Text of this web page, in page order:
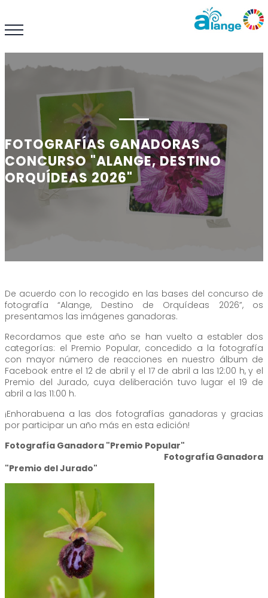
FOTOGRAFÍAS GANADORAS
CONCURSO "ALANGE, DESTINO
ORQUÍDEAS 2026"
De acuerdo con lo recogido en las bases del concurso de
fotografía “Alange, Destino de Orquídeas 2026”, os
presentamos las imágenes ganadoras.
Recordamos que este año se han vuelto a establer dos
categorías: el Premio Popular, concedido a la fotografía
con mayor número de reacciones en nuestro álbum de
Facebook entre el 12 de abril y el 17 de abril a las 12:00 h, y el
Premio del Jurado, cuya deliberación tuvo lugar el 19 de
abril a las 11:00 h.
¡Enhorabuena a las dos fotografías ganadoras y gracias
por participar un año más en esta edición!
Fotografía Ganadora "Premio Popular"
Fotografía Ganadora
"Premio del Jurado"